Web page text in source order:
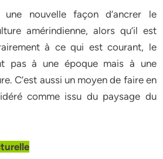
nouvelle façon d’ancrer le
amérindienne, alors qu’il est
à ce qui est courant, le
pas à une époque mais à une
C’est aussi un moyen de faire en
comme issu du paysage du